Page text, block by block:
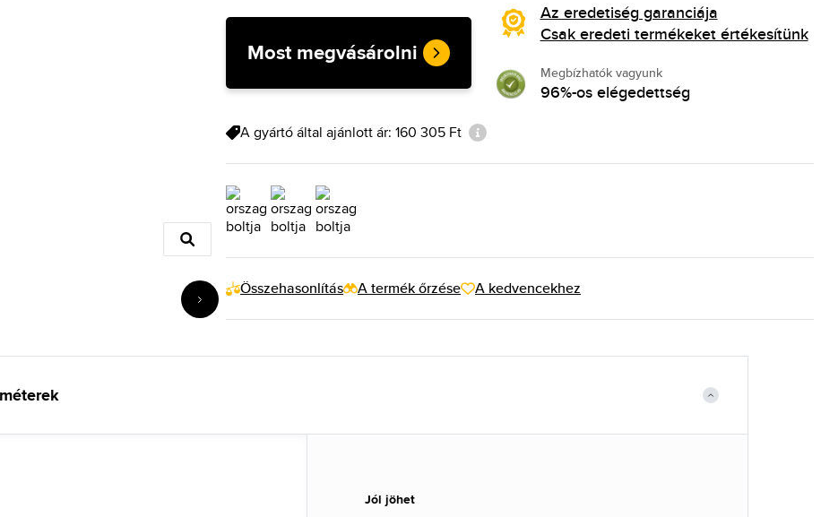
Most megvásárolni
Az eredetiség garanciája
Csak eredeti termékeket értékesítünk
Megbízhatók vagyunk
96%-os elégedettség
A gyártó által ajánlott ár: 160 305 Ft
Összehasonlítás A termék őrzése A kedvencekhez
Jól jöhet